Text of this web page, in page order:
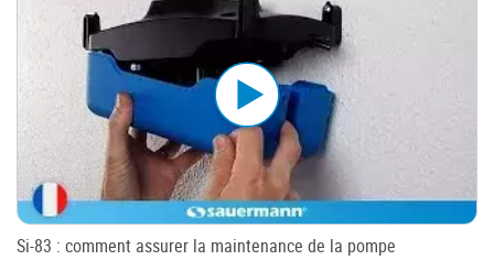
Si-83 : comment assurer la maintenance de la pompe